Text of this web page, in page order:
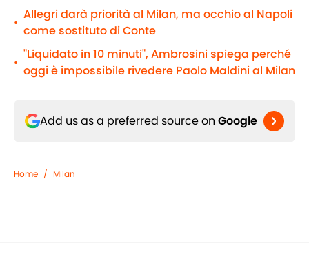
•
Allegri darà priorità al Milan, ma occhio al Napoli
come sostituto di Conte
•
"Liquidato in 10 minuti", Ambrosini spiega perché
oggi è impossibile rivedere Paolo Maldini al Milan
Add us as a preferred source on Google
Home / Milan